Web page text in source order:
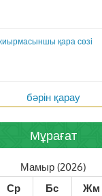
қара сөзі
бәрін қарау
Мұрағат
Мамыр (2026)
Ср Бс Жм